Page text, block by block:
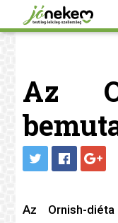
Az
Az Ornish-diéta